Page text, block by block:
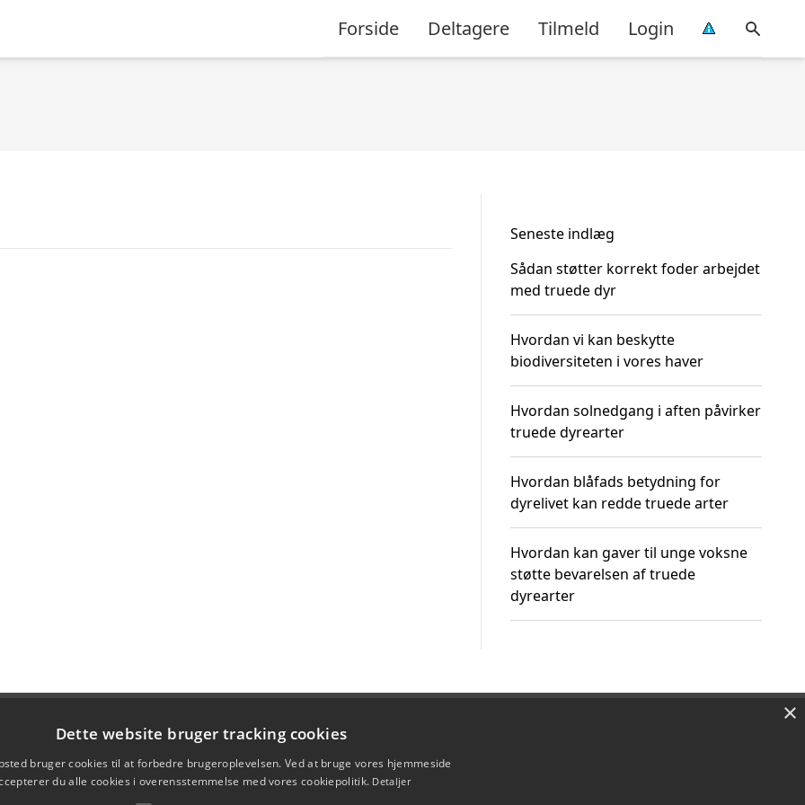
Forside Deltagere Tilmeld Login
Seneste indlæg
Sådan støtter korrekt foder arbejdet
med truede dyr
Hvordan vi kan beskytte
biodiversiteten i vores haver
Hvordan solnedgang i aften påvirker
truede dyrearter
Hvordan blåfads betydning for
dyrelivet kan redde truede arter
Hvordan kan gaver til unge voksne
støtte bevarelsen af truede
dyrearter
×
Dette website bruger tracking cookies
bruger cookies til at forbedre brugeroplevelsen. Ved at bruge vores hjemmeside
du alle cookies i overensstemmelse med vores cookiepolitik. Detaljer